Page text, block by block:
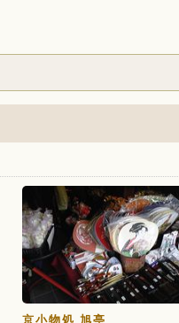
京小物処 旭亭